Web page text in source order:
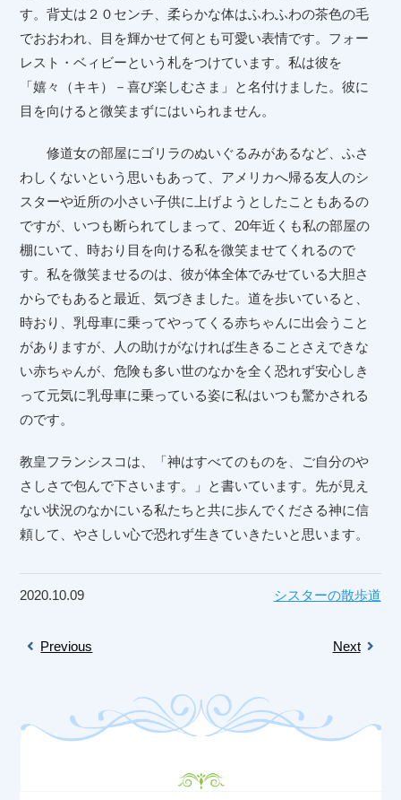
す。背丈は２０センチ、柔らかな体はふわふわの茶色の毛
でおおわれ、目を輝かせて何とも可愛い表情です。フォー
レスト・ベィビーという札をつけています。私は彼を
「嬉々（キキ）－喜び楽しむさま」と名付けました。彼に
目を向けると微笑まずにはいられません。
修道女の部屋にゴリラのぬいぐるみがあるなど、ふさ
わしくないという思いもあって、アメリカへ帰る友人のシ
スターや近所の小さい子供に上げようとしたこともあるの
ですが、いつも断られてしまって、20年近くも私の部屋の
棚にいて、時おり目を向ける私を微笑ませてくれるので
す。私を微笑ませるのは、彼が体全体でみせている大胆さ
からでもあると最近、気づきました。道を歩いていると、
時おり、乳母車に乗ってやってくる赤ちゃんに出会うこと
がありますが、人の助けがなければ生きることさえできな
い赤ちゃんが、危険も多い世のなかを全く恐れず安心しき
って元気に乳母車に乗っている姿に私はいつも驚かされる
のです。
教皇フランシスコは、「神はすべてのものを、ご自分のや
さしさで包んで下さいます。」と書いています。先が見え
ない状況のなかにいる私たちと共に歩んでくださる神に信
頼して、やさしい心で恐れず生きていきたいと思います。
2020.10.09 シスターの散歩道
Previous Next